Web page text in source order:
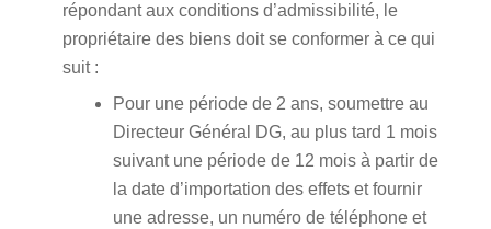
répondant aux conditions d’admissibilité, le
propriétaire des biens doit se conformer à ce qui
suit :
Pour une période de 2 ans, soumettre au
Directeur Général DG, au plus tard 1 mois
suivant une période de 12 mois à partir de
la date d’importation des effets et fournir
une adresse, un numéro de téléphone et